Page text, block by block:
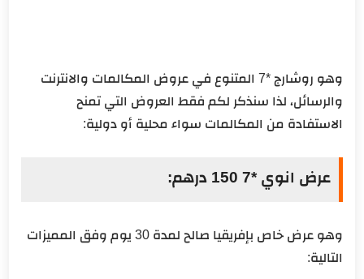
وهو روشارج *7 المتنوع في عروض المكالمات والانترنت
والرسائل، لذا سنذكر لكم فقط العروض التي تمنح
الاستفادة من المكالمات سواء محلية أو دولية:
عرض انوي *7 150 درهم:
وهو عرض خاص بإفريقيا صالح لمدة 30 يوم وفق المميزات
التالية: